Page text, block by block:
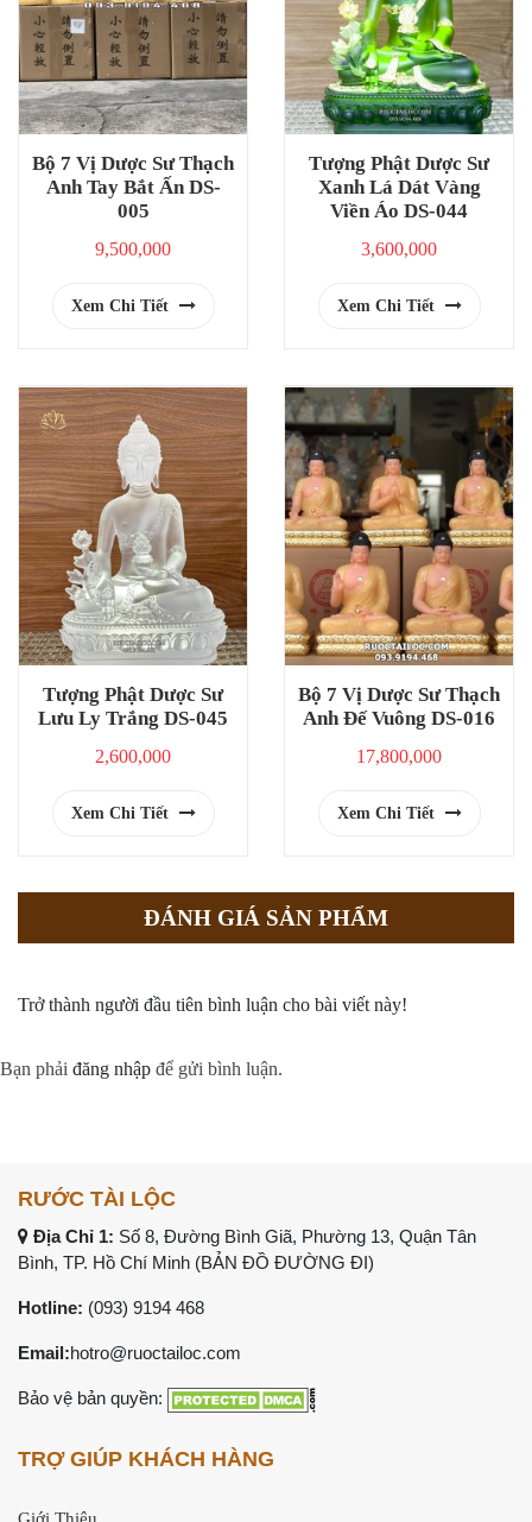
Bộ 7 Vị Dược Sư Thạch
Anh Tay Bắt Ấn DS-
005
9,500,000
Xem Chi Tiết
Tượng Phật Dược Sư
Xanh Lá Dát Vàng
Viền Áo DS-044
3,600,000
Xem Chi Tiết
Tượng Phật Dược Sư
Lưu Ly Trắng DS-045
2,600,000
Xem Chi Tiết
Bộ 7 Vị Dược Sư Thạch
Anh Đế Vuông DS-016
17,800,000
Xem Chi Tiết
ĐÁNH GIÁ SẢN PHẨM
Trở thành người đầu tiên bình luận cho bài viết này!
Bạn phải đăng nhập để gửi bình luận.
RƯỚC TÀI LỘC
Địa Chỉ 1: Số 8, Đường Bình Giã, Phường 13, Quận Tân
Bình, TP. Hồ Chí Minh (BẢN ĐỒ ĐƯỜNG ĐI)
Hotline: (093) 9194 468
Email:hotro@ruoctailoc.com
Bảo vệ bản quyền:
TRỢ GIÚP KHÁCH HÀNG